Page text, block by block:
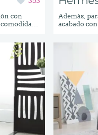
con
alojarlo en
en
Además,
acabado